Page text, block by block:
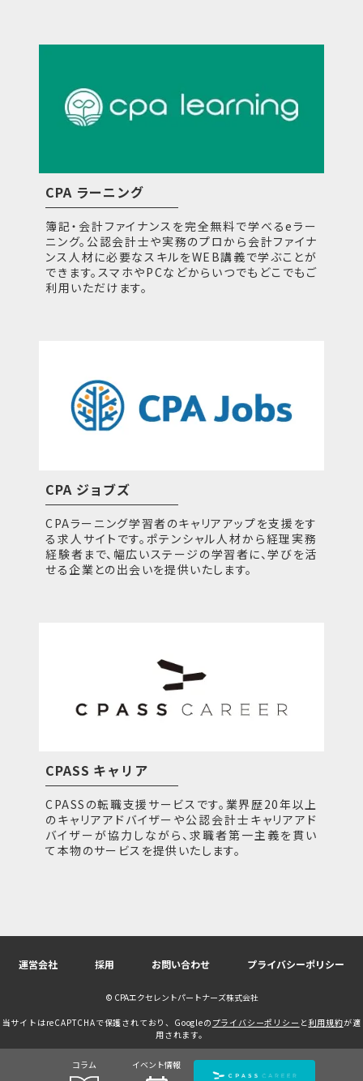
コラム イベント情報
CPA ラーニング
簿記・会計ファイナンスを完全無料で学べるeラー
ニング。公認会計士や実務のプロから会計ファイナ
ンス人材に必要なスキルをWEB講義で学ぶことが
できます。スマホやPCなどからいつでもどこでもご
利用いただけます。
CPA ジョブズ
CPAラーニング学習者のキャリアアップを支援をす
る求人サイトです。ポテンシャル人材から経理実務
経験者まで、幅広いステージの学習者に、学びを活
せる企業との出会いを提供いたします。
CPASS キャリア
CPASSの転職支援サービスです。業界歴20年以上
のキャリアアドバイザーや公認会計士キャリアアド
バイザーが協力しながら、求職者第一主義を貫い
て本物のサービスを提供いたします。
運営会社 採用 お問い合わせ プライバシーポリシー
© CPAエクセレントパートナーズ株式会社
当サイトはreCAPTCHAで保護されており、Googleの プライバシーポリシー と利用規約が適
用されます。